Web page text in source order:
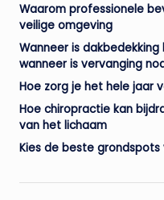
Waarom professionele
veilige omgeving
Wanneer is
wanneer is vervanging
Hoe zorg je het hele jaar
Hoe chiropractie kan
van het lichaam
Kies de beste